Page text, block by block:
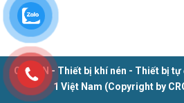
CROWN - Thiết bị khí nén - Thiết bị
1 Việt Nam (Copyright by